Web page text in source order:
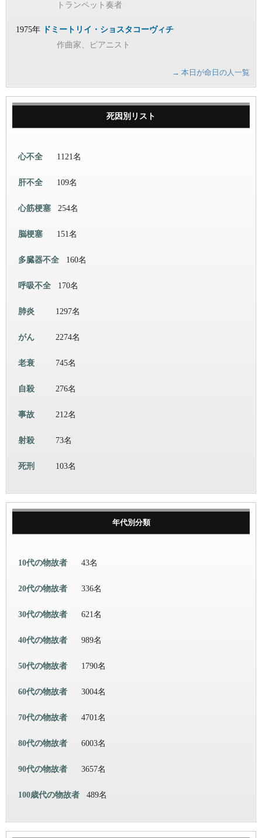
トランペット奏者
1975年
ドミートリイ・ショスタコーヴィチ
作曲家、ピアニスト
→ 本日が命日の人一覧
死因別リスト
心不全 1121名
肝不全 109名
心筋梗塞 254名
脳梗塞 151名
多臓器不全 160名
呼吸不全 170名
肺炎 1297名
がん 2274名
老衰 745名
自殺 276名
事故 212名
射殺 73名
死刑 103名
年代別分類
10代の物故者 43名
20代の物故者 336名
30代の物故者 621名
40代の物故者 989名
50代の物故者 1790名
60代の物故者 3004名
70代の物故者 4701名
80代の物故者 6003名
90代の物故者 3657名
100歳代の物故者 489名